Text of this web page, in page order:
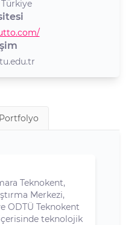
altyapıyı sağlamak,
fikirlerini gerçeğe
olmak ve teknoloji
hayata geçirilmesini
Portfolyo
Teknokent,
Merkezi,
ODTÜ Teknokent
teknolojik